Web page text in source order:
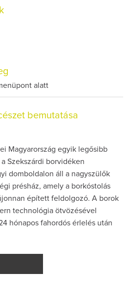
alatt
bemutatása
Magyarország egyik legősibb
Szekszárdi borvidéken
domboldalon áll a nagyszülők
présház, amely a borkóstolás
épített feldolgozó. A borok
technológia ötvözésével
hónapos fahordós érlelés után